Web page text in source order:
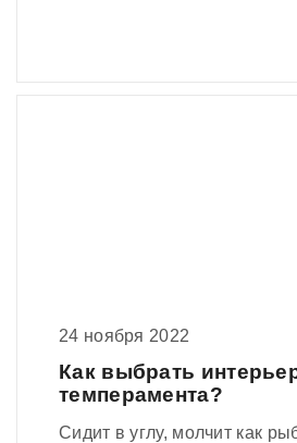
24 ноября 2022
Как выбрать
темперамента?
Сидит в углу, молчит как